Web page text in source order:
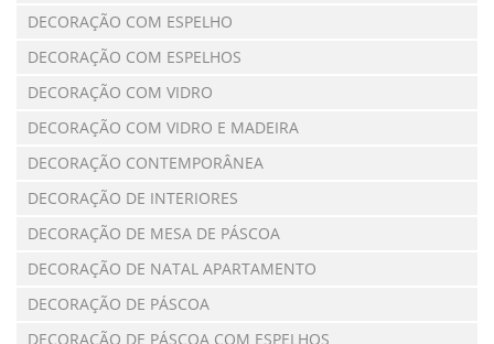
DECORAÇÃO COM ESPELHO
DECORAÇÃO COM ESPELHOS
DECORAÇÃO COM VIDRO
DECORAÇÃO COM VIDRO E MADEIRA
DECORAÇÃO CONTEMPORÂNEA
DECORAÇÃO DE INTERIORES
DECORAÇÃO DE MESA DE PÁSCOA
DECORAÇÃO DE NATAL APARTAMENTO
DECORAÇÃO DE PÁSCOA
DECORAÇÃO DE PÁSCOA COM ESPELHOS